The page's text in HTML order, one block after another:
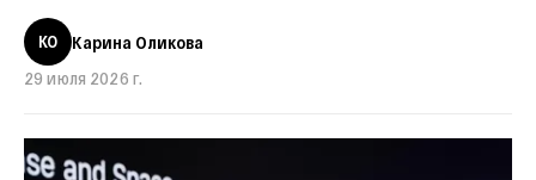
КО
Карина Оликова
29 июля 2026 г.